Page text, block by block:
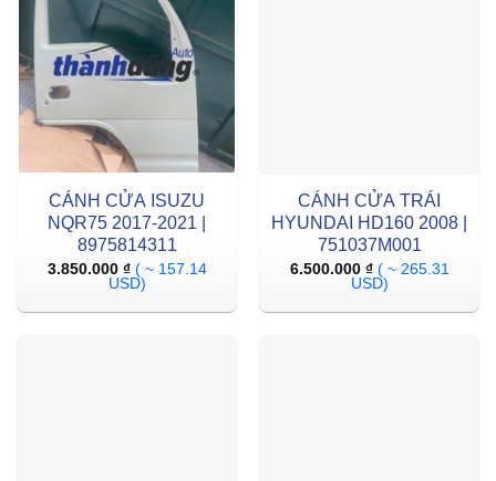
CÁNH CỬA ISUZU
NQR75 2017-2021 |
8975814311
3.850.000 ₫ ( ~ 157.14
USD)
CÁNH CỬA TRÁI
HYUNDAI HD160 2008 |
751037M001
6.500.000 ₫ ( ~ 265.31
USD)